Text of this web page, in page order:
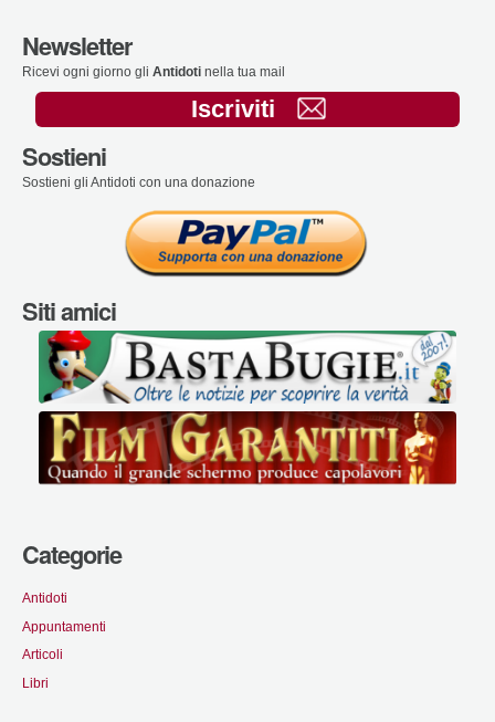
Newsletter
Ricevi ogni giorno gli Antidoti nella tua mail
Iscriviti
Sostieni
Sostieni gli Antidoti con una donazione
Siti amici
Categorie
Antidoti
Appuntamenti
Articoli
Libri